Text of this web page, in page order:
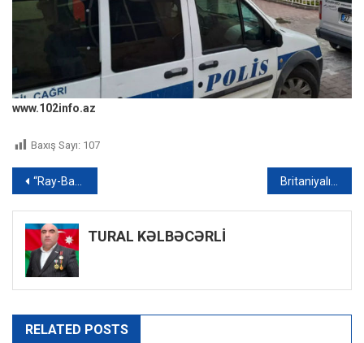
www.102info.az
Baxış Sayı: 107
Yazı
naviqasiyası
“Ray-Ban” eynəklərinin yaradıcısı vəfat etdi Britaniyalı qadın narkotik dozası əvəzinə qızının saxladığı heyvanı yedi
TURAL KƏLBƏCƏRLİ
RELATED POSTS